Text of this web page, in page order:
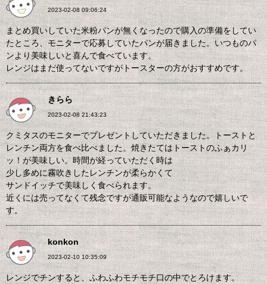
2023-02-08 09:06:24
まとめ買いしていた米粉パンが無くなったので購入の準備をしてい
たところ、モニターで応募していたパンが届きました。いつものパ
ンより美味しいと喜んで食べています。
レンジはまだ使ってないですがトースターの方がおすすめです。
きらら
2023-02-08 21:43:23
クミタスのモニターでプレゼントしていただきました。トーストと
レンチン両方を食べ比べました。焼きたてはトーストのふぁカリ
ッ！が美味しい。時間が経っていただく時は
少し多めに霧吹きしたレンチンが柔らかくて
サンドイッチで美味しく食べられます。
近くには売ってなくて残念ですが通販可能なようなので嬉しいで
す。
konkon
2023-02-10 10:35:09
レンジでチンすると、ふわふわモチモチ口の中でとろけます。